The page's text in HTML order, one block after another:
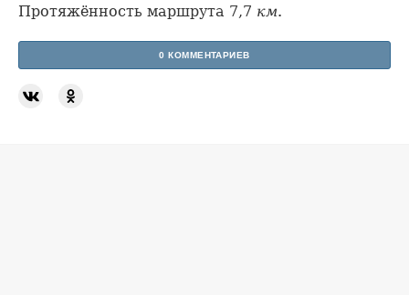
Протяжённость маршрута 7,7 км.
0 КОММЕНТАРИЕВ